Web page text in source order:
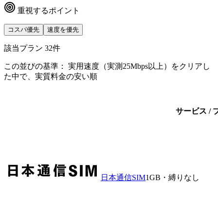
重視するポイント
コスパ優先 速度を優先
該当プラン 32件
この並びの基準：
実用速度（実測25Mbps以上）をクリアし
た中で、実質料金の安い順
サービス /
日本通信SIM1GB・縛りなし